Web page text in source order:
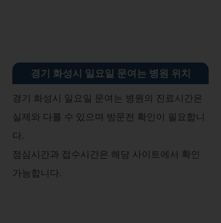
경기 화성시 일요일 문여는 병원 위치
경기 화성시 일요일 문여는 병원의 진료시간은
실제와 다를 수 있으며 방문전 확인이 필요합니
다.
점심시간과 접수시간은 해당 사이트에서 확인
가능합니다.